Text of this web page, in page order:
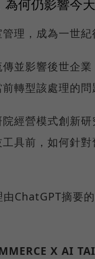
何仍影響今
理，成為一世紀
並影響後世企
轉型該處理的問
經營模式創新
具前，如何針
ChatGPT摘要
X AI